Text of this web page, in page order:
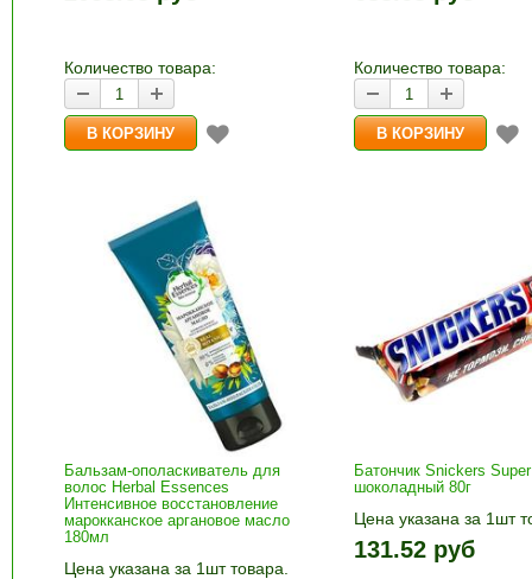
Количество товара: Количество товара:
Бальзам-ополаскиватель для
волос Herbal Essences
Интенсивное восстановление
марокканское аргановое масло
180мл
Цена указана за 1шт товара.
Батончик Snickers Super
шоколадный 80г
Цена указана за 1шт
1шт прибавляется
и «-». Выберите
131.52 руб